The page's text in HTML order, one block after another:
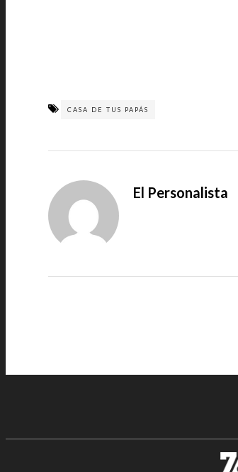
CASA DE TUS PAPÁS
El Personalista